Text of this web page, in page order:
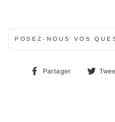
POSEZ-NOUS VOS
Partager
Partager